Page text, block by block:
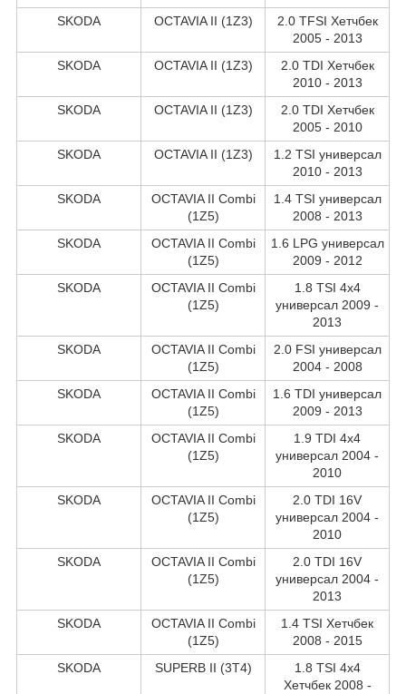
SKODA
OCTAVIA II (1Z3)
2.0 TFSI Хетчбек
2005 - 2013
SKODA
OCTAVIA II (1Z3)
2.0 TDI Хетчбек
2010 - 2013
SKODA
OCTAVIA II (1Z3)
2.0 TDI Хетчбек
2005 - 2010
SKODA
OCTAVIA II (1Z3)
1.2 TSI универсал
2010 - 2013
SKODA
OCTAVIA II Combi
(1Z5)
1.4 TSI универсал
2008 - 2013
SKODA
OCTAVIA II Combi
(1Z5)
1.6 LPG универсал
2009 - 2012
SKODA
OCTAVIA II Combi
(1Z5)
1.8 TSI 4x4
универсал 2009 -
2013
SKODA
OCTAVIA II Combi
(1Z5)
2.0 FSI универсал
2004 - 2008
SKODA
OCTAVIA II Combi
(1Z5)
1.6 TDI универсал
2009 - 2013
SKODA
OCTAVIA II Combi
(1Z5)
1.9 TDI 4x4
универсал 2004 -
2010
SKODA
OCTAVIA II Combi
(1Z5)
2.0 TDI 16V
универсал 2004 -
2010
SKODA
OCTAVIA II Combi
(1Z5)
2.0 TDI 16V
универсал 2004 -
2013
SKODA
OCTAVIA II Combi
(1Z5)
1.4 TSI Хетчбек
2008 - 2015
SKODA
SUPERB II (3T4)
1.8 TSI 4x4
Хетчбек 2008 -